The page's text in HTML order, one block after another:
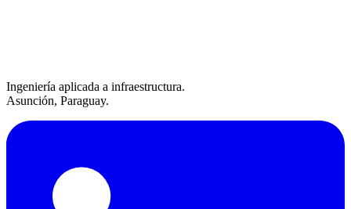
Ingeniería aplicada a infraestructura.
Asunción, Paraguay.